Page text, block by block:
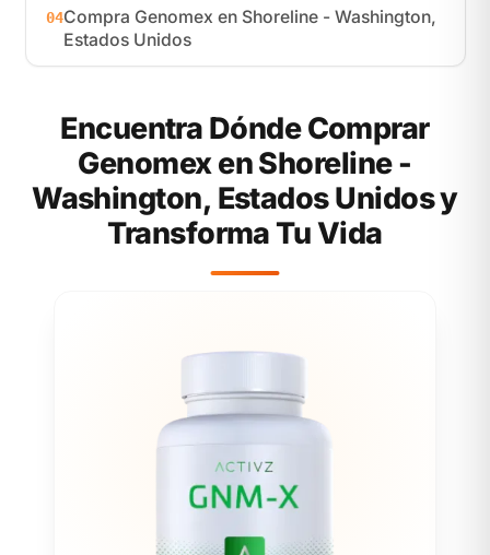
04Compra Genomex en Shoreline - Washington,
Estados Unidos
Encuentra Dónde Comprar
Genomex en Shoreline -
Washington, Estados Unidos y
Transforma Tu Vida